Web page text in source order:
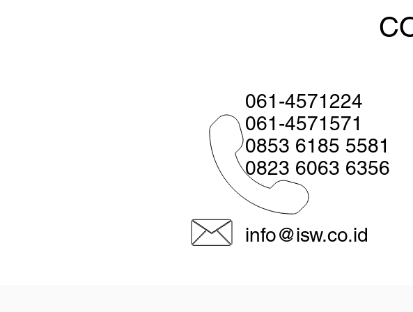
061-4571224
061-4571571
0853 6185 5581
0823 6063 6356
info@isw.co.id